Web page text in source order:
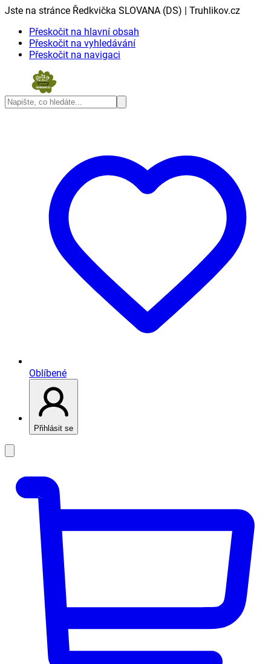
Jste na stránce Ředkvička SLOVANA (DS) | Truhlikov.cz
Přeskočit na hlavní obsah
Přeskočit na vyhledávání
Přeskočit na navigaci
Oblíbené
Přihlásit se